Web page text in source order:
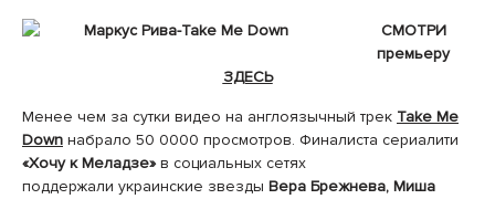
СМОТРИ
премьеру
ЗДЕСЬ
Менее чем за сутки видео на англоязычный трек Take Me
Down набрало 50 0000 просмотров. Финалиста сериалити
«Хочу к Меладзе»в социальных сетях
поддержали украинские звезды Вера Брежнева, Миша